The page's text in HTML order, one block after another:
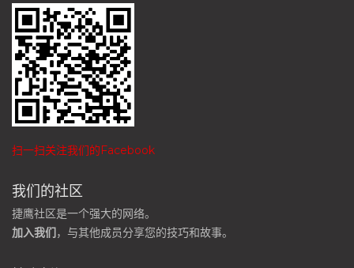
扫一扫关注我们的Facebook
我们的社区
捷鹰社区是一个强大的网络。
加入我们，与其他成员分享您的技巧和故事。